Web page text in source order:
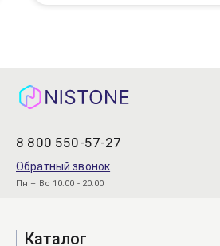
8 800 550-57-27
Обратный звонок
Пн – Вс 10:00 - 20:00
Каталог